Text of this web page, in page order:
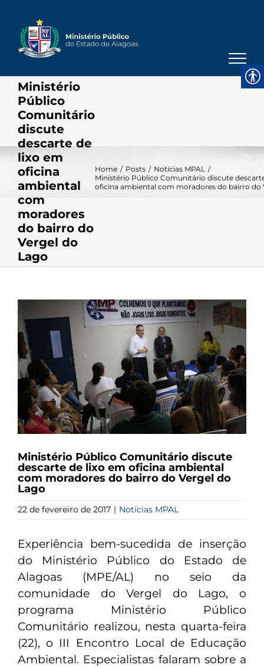
content
Ministério
Público
Comunitário
discute
descarte de
lixo em
oficina
ambiental
com
moradores
do bairro do
Vergel do
Lago
Home / Posts / Notícias MPAL /
Ministério Público Comunitário discute
oficina ambiental com moradores do bairro do
Larger
Image
Ministério Público Comunitário discute
descarte de lixo em oficina ambiental
com moradores do bairro do Vergel do
Lago
22 de fevereiro de 2017 | Notícias MPAL
Experiência bem-sucedida de inserção
do Ministério Público do Estado de
Alagoas (MPE/AL) no seio da
comunidade do Vergel do Lago, o
programa Ministério Público
Comunitário realizou, nesta quarta-feira
(22), o III Encontro Local de Educação
Ambiental. Especialistas falaram sobre a